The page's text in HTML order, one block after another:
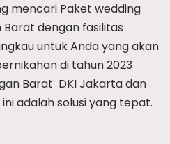
mencari Paket wedding
dengan fasilitas
untuk Anda yang akan
di tahun 2023
Barat  DKI Jakarta dan
adalah solusi yang tepat.